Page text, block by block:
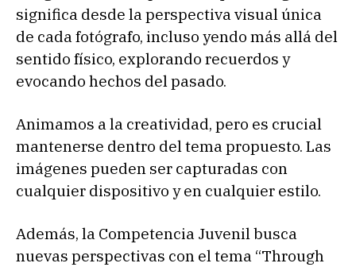
significa desde la perspectiva visual única
de cada fotógrafo, incluso yendo más allá del
sentido físico, explorando recuerdos y
evocando hechos del pasado.
Animamos a la creatividad, pero es crucial
mantenerse dentro del tema propuesto. Las
imágenes pueden ser capturadas con
cualquier dispositivo y en cualquier estilo.
Además, la Competencia Juvenil busca
nuevas perspectivas con el tema “Through